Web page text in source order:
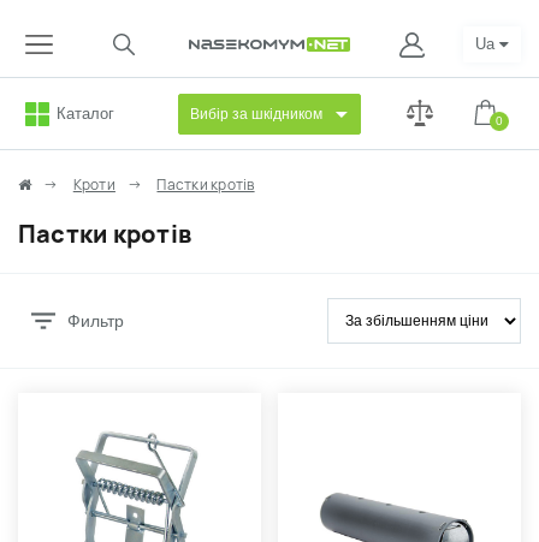
Каталог Вибір за шкідником 0
Ua
Кроти Пастки кротів
Пастки кротів
Фильтр